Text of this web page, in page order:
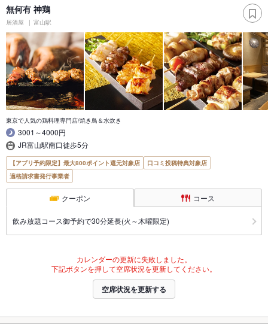
無何有 神鶏
居酒屋 富山駅
東京で人気の鶏料理専門店/焼き鳥＆水炊き
3001～4000円
JR富山駅南口徒歩5分
【アプリ予約限定】最大800ポイント還元対象店
口コミ投稿特典対象店
適格請求書発行事業者
クーポン コース
飲み放題コース御予約で30分延長(火～木曜限定)
カレンダーの更新に失敗しました。
下記ボタンを押して空席状況を更新してください。
空席状況を更新する